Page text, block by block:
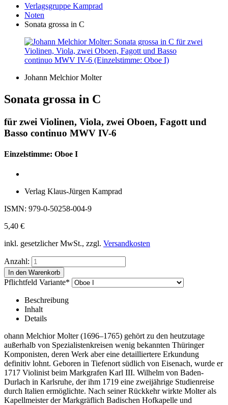
Verlagsgruppe Kamprad
Noten
Sonata grossa in C
Johann Melchior Molter
Sonata grossa in C
für zwei Violinen, Viola, zwei Oboen, Fagott und
Basso continuo MWV IV-6
Einzelstimme: Oboe I
Verlag Klaus-Jürgen Kamprad
ISMN: 979-0-50258-004-9
5,40 €
inkl. gesetzlicher MwSt., zzgl. Versandkosten
Anzahl:
Pflichtfeld Variante*
Beschreibung
Inhalt
Details
ohann Melchior Molter (1696–1765) gehört zu den heutzutage
außerhalb von Spezialistenkreisen wenig bekannten Thüringer
Komponisten, deren Werk aber eine detailliertere Erkundung
definitiv lohnt. Geboren in Tiefenort südlich von Eisenach, wurde er
1717 Violinist beim Markgrafen Karl III. Wilhelm von Baden-
Durlach in Karlsruhe, der ihm 1719 eine zweijährige Studienreise
durch Italien ermöglichte. Nach seiner Rückkehr wirkte Molter als
Kapellmeister der Markgräflich Badischen Hofkapelle und